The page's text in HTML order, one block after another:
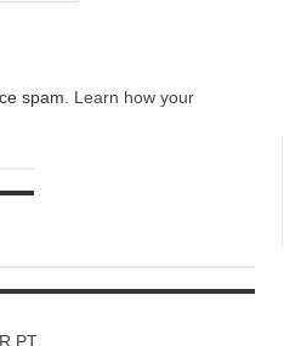
spam. Learn how your